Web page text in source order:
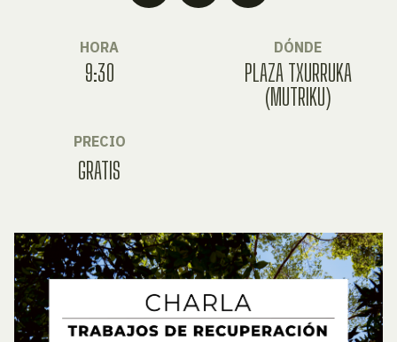
HORA
9:30
DÓNDE
PLAZA TXURRUKA
(MUTRIKU)
PRECIO
GRATIS